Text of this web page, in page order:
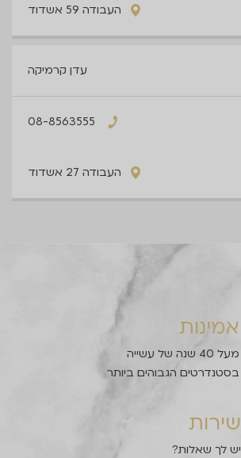
העבודה 59 אשדוד
עדן קרמיקה
העבודה 27 אשדוד
אמינות
מעל 40 שנה של עשייה
בסטנדרטים הגבוהים ביותר
שירות
יש לך שאלות?